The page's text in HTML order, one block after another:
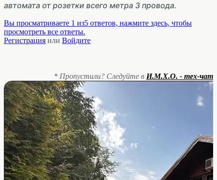
автомата от розетки всего метра 3 провода.
Вы просматриваете 1 из5 ответов, нажмите здесь, чтобы
просмотреть все ответы.
Регистрация или Войдите
* Пропустили? Следуйте в И.М.Х.О. - тех-чат